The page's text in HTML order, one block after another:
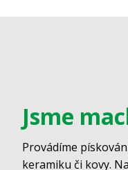
Jsme
Provádíme
keramiku či kovy.